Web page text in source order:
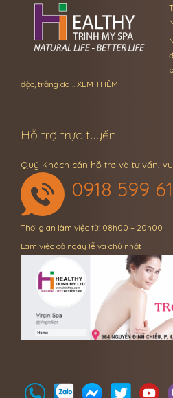
độc, trắng da … XEM THÊM
Hỗ trợ trực tuyến
Quý Khách cần hỗ trợ và tư vấn,
0918 599
Thời gian làm việc từ: 08h00 – 20h00
Làm việc cả ngày lễ và chủ nhật